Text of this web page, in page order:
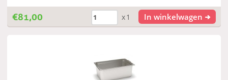
€81,00 x1 In winkelwagen